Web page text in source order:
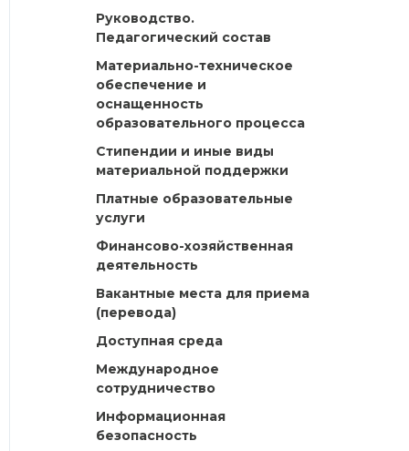
Руководство.
Педагогический состав
Материально-техническое
обеспечение и
оснащенность
образовательного процесса
Стипендии и иные виды
материальной поддержки
Платные образовательные
услуги
Финансово-хозяйственная
деятельность
Вакантные места для приема
(перевода)
Доступная среда
Международное
сотрудничество
Информационная
безопасность